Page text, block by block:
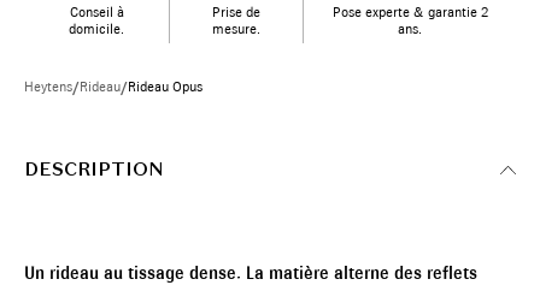
Conseil à
domicile.
Prise de
mesure.
Pose experte & garantie 2
ans.
Heytens/Rideau/Rideau Opus
DESCRIPTION
Un rideau au tissage dense. La matière alterne des reflets